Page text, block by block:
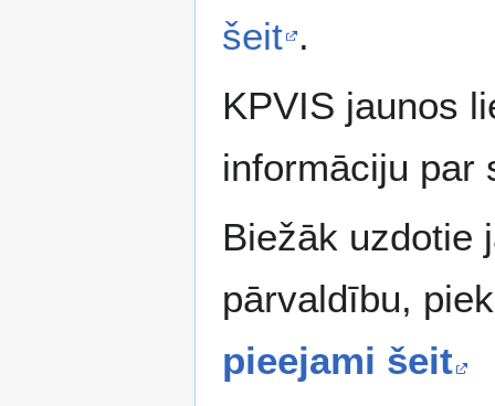
šeit .
KPVIS jaunos
informāciju
Biežāk uzdotie
pārvaldību,
pieejami šeit